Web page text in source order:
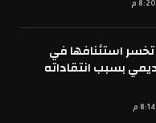
تخسر استئنافها في
بسبب انتقاداته